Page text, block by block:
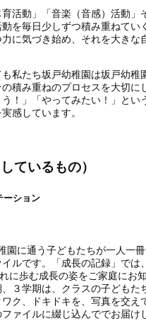
活動」「音楽（音感）活動」
を毎日少しずつ積み重ねてい
に気づき始め、それを大きな
私たち坂戸幼稚園は坂戸幼稚
積み重ねのプロセスを大切に
！」「やってみたい！」とい
感しています。
ているもの）
ーション
園に通う子どもたちが一人一
ルです。「成長の記録」では
に歩む成長の姿をご家庭にお
３学期は、クラスの子どもた
ク、ドキドキを、写真を交え
ァイルに綴じ込んででお届け